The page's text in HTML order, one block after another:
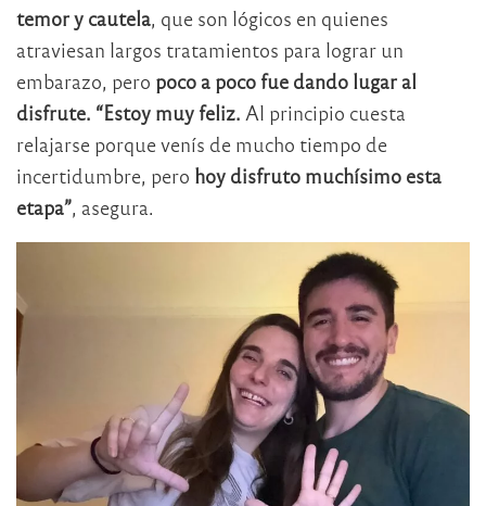
temor y cautela, que son lógicos en quienes
atraviesan largos tratamientos para lograr un
embarazo, pero poco a poco fue dando lugar al
disfrute. “Estoy muy feliz. Al principio cuesta
relajarse porque venís de mucho tiempo de
incertidumbre, pero hoy disfruto muchísimo esta
etapa”, asegura.